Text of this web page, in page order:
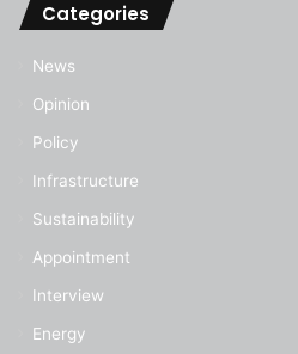
Categories
News
Opinion
Policy
Infrastructure
Sustainability
Appointment
Interview
Energy